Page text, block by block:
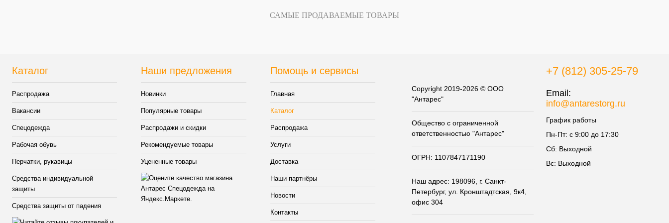
САМЫЕ ПРОДАВАЕМЫЕ ТОВАРЫ
Каталог
Распродажа
Вакансии
Спецодежда
Рабочая обувь
Перчатки, рукавицы
Средства индивидуальной
защиты
Средства защиты от падения
Наши предложения
Новинки
Популярные товары
Распродажи и скидки
Рекомендуемые товары
Уцененные товары
Помощь и сервисы
Главная
Каталог
Распродажа
Услуги
Доставка
Наши партнёры
Новости
Контакты
Copyright 2019-2026 © ООО
"Антарес"
Общество с ограниченной
ответственностью "Антарес"
ОГРН: 1107847171190
Наш адрес: 198096, г. Санкт-
Петербург, ул. Кронштадтская, 9к4,
офис 304
+7 (812) 305-25-79
Email:
info@antarestorg.ru
График работы
Пн-Пт: с 9:00 до 17:30
Сб: Выходной
Вс: Выходной